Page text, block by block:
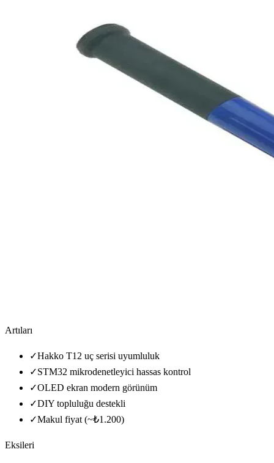
Artıları
✓Hakko T12 uç serisi uyumluluk
✓STM32 mikrodenetleyici hassas kontrol
✓OLED ekran modern görünüm
✓DIY topluluğu destekli
✓Makul fiyat (~₺1.200)
Eksileri